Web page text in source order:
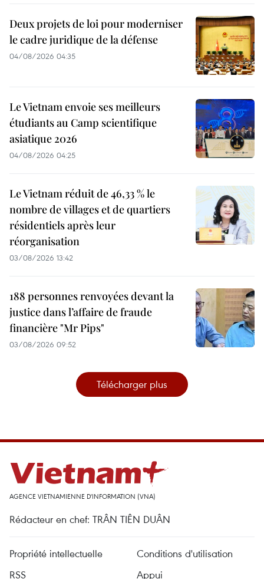
Deux projets de loi pour moderniser
le cadre juridique de la défense
04/08/2026 04:35
Le Vietnam envoie ses meilleurs
étudiants au Camp scientifique
asiatique 2026
04/08/2026 04:25
Le Vietnam réduit de 46,33 % le
nombre de villages et de quartiers
résidentiels après leur
réorganisation
03/08/2026 13:42
188 personnes renvoyées devant la
justice dans l’affaire de fraude
financière "Mr Pips"
03/08/2026 09:52
Télécharger plus
AGENCE VIETNAMIENNE D'INFORMATION (VNA)
Rédacteur en chef: TRÂN TIÊN DUÂN
Propriété intellectuelle
Conditions d'utilisation
RSS
Appui